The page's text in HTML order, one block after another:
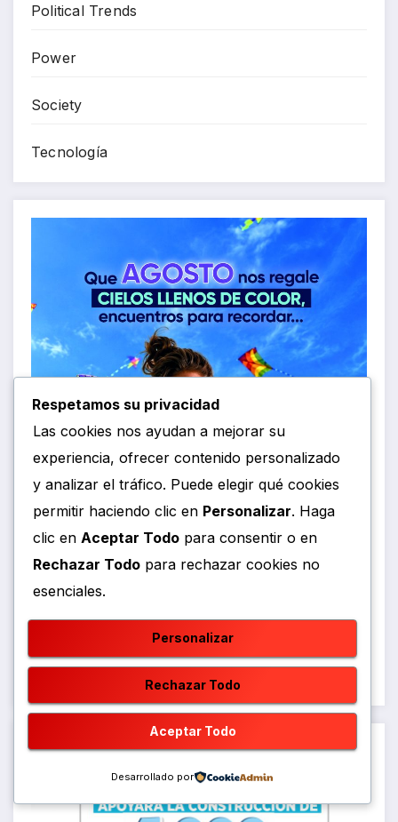
Political Trends
Power
Society
Tecnología
Respetamos su privacidad
Las cookies nos ayudan a mejorar su
experiencia, ofrecer contenido personalizado
y analizar el tráfico. Puede elegir qué cookies
permitir haciendo clic en Personalizar. Haga
clic en Aceptar Todo para consentir o en
Rechazar Todo para rechazar cookies no
esenciales.
Personalizar
Rechazar Todo
Aceptar Todo
Desarrollado por